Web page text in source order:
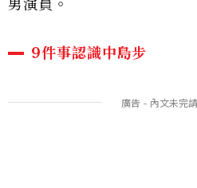
男演員。
9件事認識中島步